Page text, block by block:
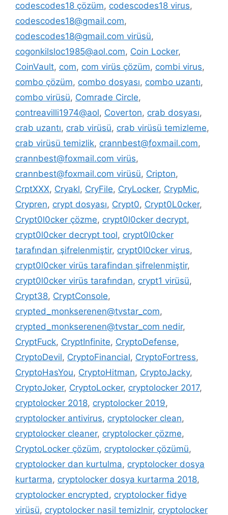
codescodes18 çözüm, codescodes18 virus,
codescodes18@gmail.com,
codescodes18@gmail.com virüsü,
cogonkilsloc1985@aol.com, Coin Locker,
CoinVault, com, com virüs çözüm, combi virus,
combo çözüm, combo dosyası, combo uzantı,
combo virüsü, Comrade Circle,
contreavilli1974@aol, Coverton, crab dosyası,
crab uzantı, crab virüsü, crab virüsü temizleme,
crab virüsü temizlik, crannbest@foxmail.com,
crannbest@foxmail.com virüs,
crannbest@foxmail.com virüsü, Cripton,
CrptXXX, Cryakl, CryFile, CryLocker, CrypMic,
Crypren, crypt dosyası, Crypt0, Crypt0L0cker,
Crypt0l0cker çözme, crypt0l0cker decrypt,
crypt0l0cker decrypt tool, crypt0l0cker
tarafından şifrelenmiştir, crypt0l0cker virus,
crypt0l0cker virüs tarafindan şifrelenmiştir,
crypt0l0cker virüs tarafından, crypt1 virüsü,
Crypt38, CryptConsole,
crypted_monkserenen@tvstar_com,
crypted_monkserenen@tvstar_com nedir,
CryptFuck, CryptInfinite, CryptoDefense,
CryptoDevil, CryptoFinancial, CryptoFortress,
CryptoHasYou, CryptoHitman, CryptoJacky,
CryptoJoker, CryptoLocker, cryptolocker 2017,
cryptolocker 2018, cryptolocker 2019,
cryptolocker antivirus, cryptolocker clean,
cryptolocker cleaner, cryptolocker çözme,
CryptoLocker çözüm, cryptolocker çözümü,
cryptolocker dan kurtulma, cryptolocker dosya
kurtarma, cryptolocker dosya kurtarma 2018,
cryptolocker encrypted, cryptolocker fidye
virüsü, cryptolocker nasil temizlnir, cryptolocker